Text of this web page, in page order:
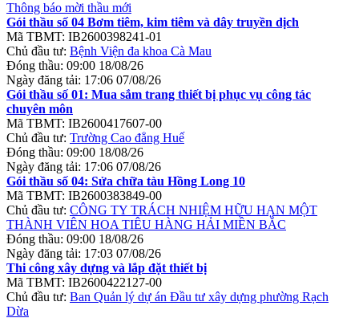
Thông báo mời thầu mới
Gói thầu số 04 Bơm tiêm, kim tiêm và dây truyền dịch
Mã TBMT: IB2600398241-01
Chủ đầu tư: Bệnh Viện đa khoa Cà Mau
Đóng thầu: 09:00 18/08/26
Ngày đăng tải: 17:06 07/08/26
Gói thầu số 01: Mua sắm trang thiết bị phục vụ công tác
chuyên môn
Mã TBMT: IB2600417607-00
Chủ đầu tư: Trường Cao đẳng Huế
Đóng thầu: 09:00 18/08/26
Ngày đăng tải: 17:06 07/08/26
Gói thầu số 04: Sửa chữa tàu Hồng Long 10
Mã TBMT: IB2600383849-00
Chủ đầu tư: CÔNG TY TRÁCH NHIỆM HỮU HẠN MỘT
THÀNH VIÊN HOA TIÊU HÀNG HẢI MIỀN BẮC
Đóng thầu: 09:00 18/08/26
Ngày đăng tải: 17:03 07/08/26
Thi công xây dựng và lắp đặt thiết bị
Mã TBMT: IB2600422127-00
Chủ đầu tư: Ban Quản lý dự án Đầu tư xây dựng phường Rạch
Dừa